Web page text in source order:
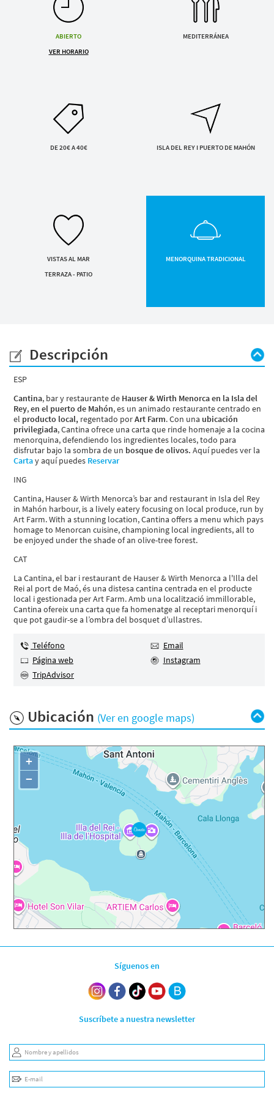
Servicios y tarifas
Información legal
Avisos legales
Privacidad y cookies
Mapa de la web
ABIERTO
VER HORARIO
MEDITERRÁNEA
DE 20€ A 40€ ISLA DEL REY I PUERTO DE MAHÓN
VISTAS AL MAR
TERRAZA - PATIO
MENORQUINA TRADICIONAL
Descripción
ESP
Cantina, bar y restaurante de Hauser & Wirth Menorca en la Isla del
Rey,en el puerto de Mahón, es un animado restaurante centrado en
el producto local, regentado porArt Farm. Con una ubicación
privilegiada, Cantina ofrece una carta que rinde homenaje a la cocina
menorquina, defendiendo los ingredientes locales, todo para
disfrutar bajo la sombra de un bosque de olivos. Aquí puedes ver la
Cartay aquí puedes Reservar
ING
Cantina, Hauser & Wirth Menorca’s bar and restaurant in Isla del Rey
in Mahón harbour, is a lively eatery focusing on local produce, run by
Art Farm. With a stunning location, Cantina offers a menu which pays
homage to Menorcan cuisine, championing local ingredients, all to
be enjoyed under the shade of an olive-tree forest.
CAT
La Cantina, el bar i restaurant de Hauser & Wirth Menorca a l'Illa del
Rei al port de Maó, és una distesa cantina centrada en el producte
local i gestionada per Art Farm. Amb una localització immillorable,
Cantina ofereix una carta que fa homenatge al receptari menorquí i
que pot gaudir-se a l’ombra del bosquet d’ullastres.
Teléfono
Email
Página web
Instagram
TripAdvisor
Ubicación (Ver en google maps)
+
−
Al enviar aceptas lapolítica de privacidad
Síguenos en
Suscríbete a nuestra newsletter
Nombre y apellidos
E-mail